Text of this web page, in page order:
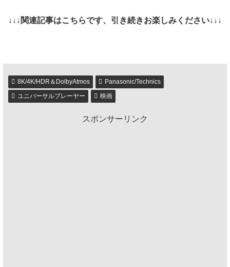
↓↓↓関連記事はこちらです、引き続きお楽しみください↓↓↓
8K/4K/HDR＆DolbyAtmos
Panasonic/Technics
ユニバーサルプレーヤー
映画
スポンサーリンク